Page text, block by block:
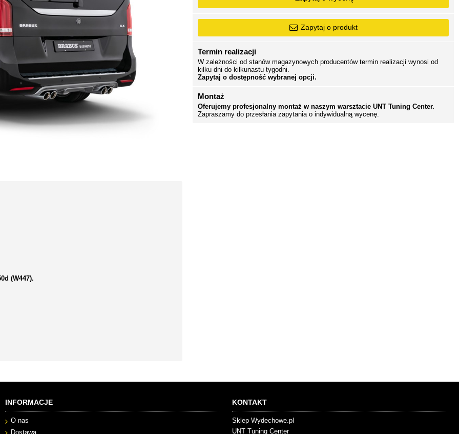
(W447).
Zapytaj o produkt
Termin realizacji
W zależności od stanów magazynowych producentów termin realizacji wynosi od
kilku dni do kilkunastu tygodni.
Zapytaj o dostępność wybranej opcji.
Montaż
Oferujemy profesjonalny montaż w naszym warsztacie UNT Tuning Center.
Zapraszamy do przesłania zapytania o indywidualną wycenę.
INFORMACJE
O nas
Dostawa
KONTAKT
Sklep Wydechowe.pl
UNT Tuning Center